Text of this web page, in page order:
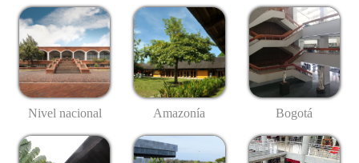
Nivel nacional Amazonía Bogotá